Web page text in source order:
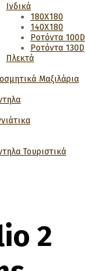
Ινδικά
180Χ180
140Χ180
Ροτόντα 100D
Ροτόντα 130D
Πλεκτά
Μαξιλάρια
Τουριστικά
2